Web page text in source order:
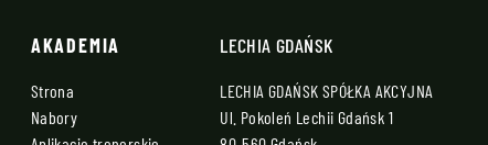
AKADEMIA
Strona
Nabory
LECHIA GDAŃSK
LECHIA GDAŃSK SPÓŁKA AKCYJNA
Ul. Pokoleń Lechii Gdańsk 1